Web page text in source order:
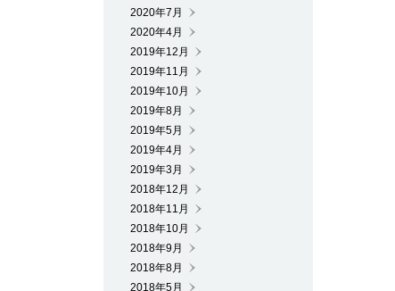
2020年7月
2020年4月
2019年12月
2019年11月
2019年10月
2019年8月
2019年5月
2019年4月
2019年3月
2018年12月
2018年11月
2018年10月
2018年9月
2018年8月
2018年5月